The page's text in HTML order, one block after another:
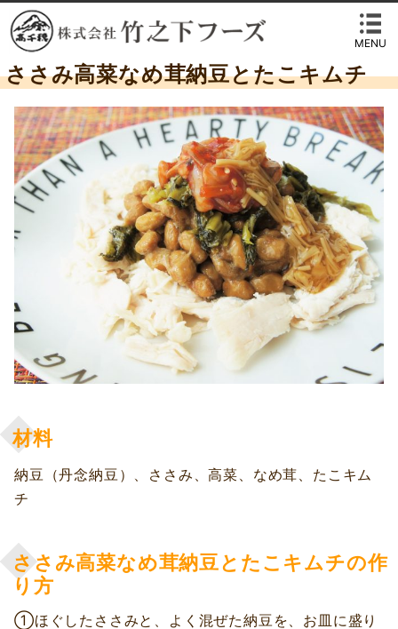
MENU
ささみ高菜なめ茸納豆とたこキムチ
材料
納豆（丹念納豆）、ささみ、高菜、なめ茸、たこキム
チ
ささみ高菜なめ茸納豆とたこキムチの作
り方
①ほぐしたささみと、よく混ぜた納豆を、お皿に盛り